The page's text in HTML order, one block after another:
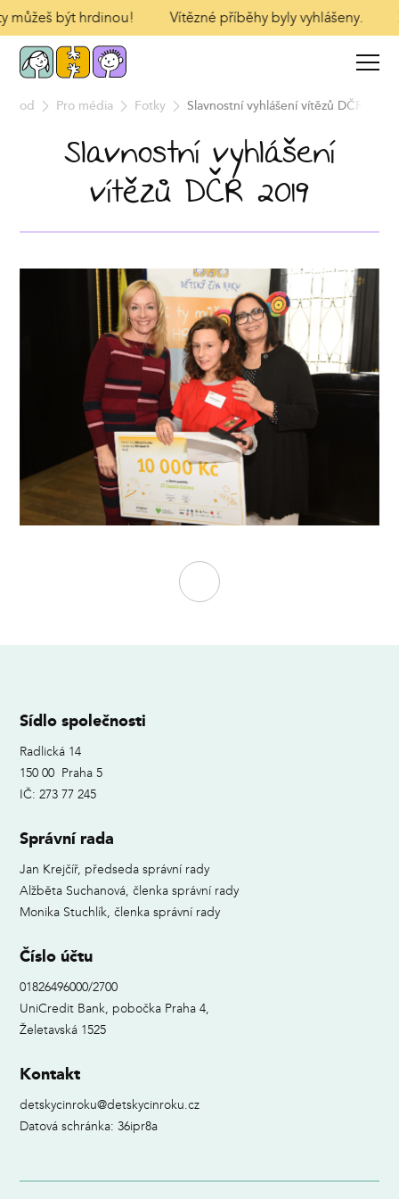
můžeš být hrdinou! Vítězné příběhy byly vyhlášeny.
Úvod Pro média Fotky Slavnostní vyhlášení vítězů DČR 2019
Slavnostní vyhlášení
vítězů DČR 2019
Sídlo společnosti
Radlická 14
150 00 Praha 5
IČ: 273 77 245
Správní rada
Jan Krejčíř, předseda správní rady
Alžběta Suchanová, členka správní rady
Monika Stuchlík, členka správní rady
Číslo účtu
01826496000/2700
UniCredit Bank, pobočka Praha 4,
Želetavská 1525
Kontakt
detskycinroku@detskycinroku.cz
Datová schránka: 36ipr8a